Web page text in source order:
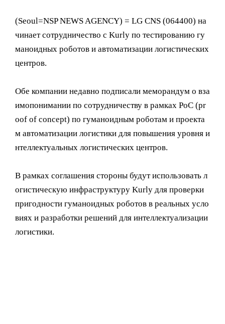
(Seoul=NSP NEWS AGENCY) = LG CNS (064400) на
чинает сотрудничество с Kurly по тестированию гу
маноидных роботов и автоматизации логистических
центров.
Обе компании недавно подписали меморандум о вза
имопонимании по сотрудничеству в рамках PoC (pr
oof of concept) по гуманоидным роботам и проекта
м автоматизации логистики для повышения уровня и
нтеллектуальных логистических центров.
В рамках соглашения стороны будут использовать л
огистическую инфраструктуру Kurly для проверки
пригодности гуманоидных роботов в реальных усло
виях и разработки решений для интеллектуализации
логистики.